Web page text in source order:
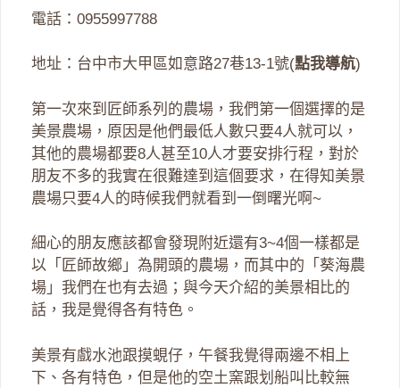
電話：0955997788
地址：台中市大甲區如意路27巷13-1號(點我導航)
第一次來到匠師系列的農場，我們第一個選擇的是
美景農場，原因是他們最低人數只要4人就可以，
其他的農場都要8人甚至10人才要安排行程，對於
朋友不多的我實在很難達到這個要求，在得知美景
農場只要4人的時候我們就看到一倒曙光啊~
細心的朋友應該都會發現附近還有3~4個一樣都是
以「匠師故鄉」為開頭的農場，而其中的「葵海農
場」我們在也有去過；與今天介紹的美景相比的
話，我是覺得各有特色。
美景有戲水池跟摸蜆仔，午餐我覺得兩邊不相上
下、各有特色，但是他的空土窯跟划船叫比較無